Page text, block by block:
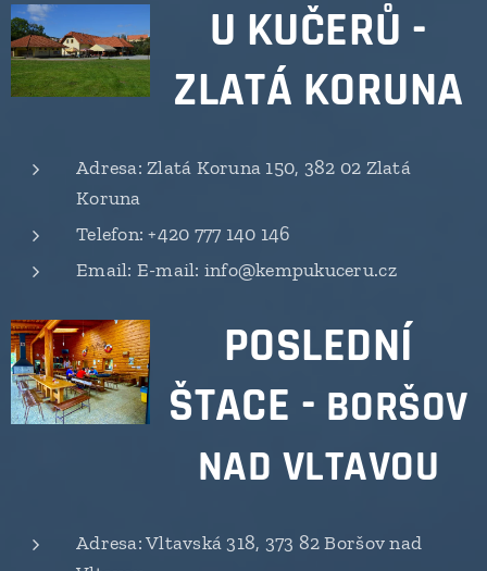
U KUČERŮ -
ZLATÁ KORUNA
Adresa: Zlatá Koruna 150, 382 02 Zlatá
Koruna
Telefon: +420 777 140 146
Email: E-mail: info@kempukuceru.cz
POSLEDNÍ
ŠTACE - BORŠOV
NAD VLTAVOU
Adresa: Vltavská 318, 373 82 Boršov nad